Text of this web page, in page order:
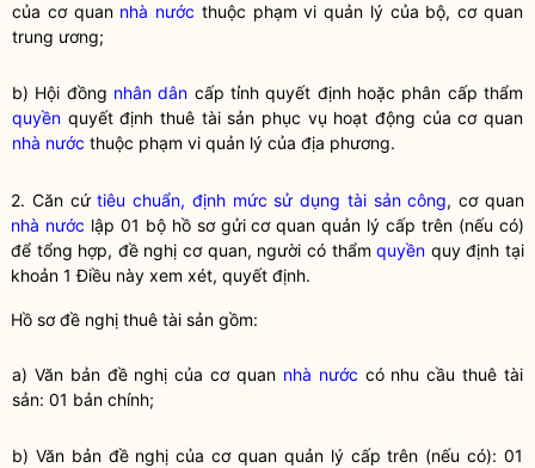
của cơ quan nhà nước thuộc phạm vi quản lý của bộ, cơ quan
trung ương;
b) Hội đồng nhân dân cấp tỉnh quyết định hoặc phân cấp thẩm
quyền quyết định thuê tài sản phục vụ hoạt động của cơ quan
nhà nước thuộc phạm vi quản lý của địa phương.
2. Căn cứtiêu chuẩn, định mức sử dụng tài sản công, cơ quan
nhà nước lập 01 bộ hồ sơ gửi cơ quan quản lý cấp trên (nếu có)
để tổng hợp, đề nghị cơ quan, người có thẩmquyền quy định tại
khoản 1 Điều này xem xét, quyết định.
Hồ sơ đề nghị thuê tài sản gồm:
a) Văn bản đề nghị của cơ quan nhà nước có nhu cầu thuê tài
sản: 01 bản chính;
b) Văn bản đề nghị của cơ quan quản lý cấp trên (nếu có): 01